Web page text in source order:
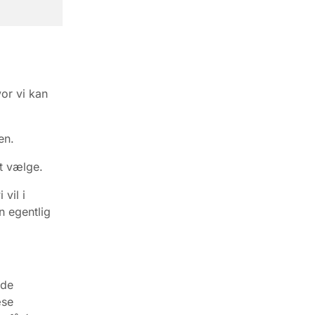
vi kan
vælge.
vil i
egentlig